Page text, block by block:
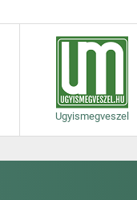
Ugyismegveszel